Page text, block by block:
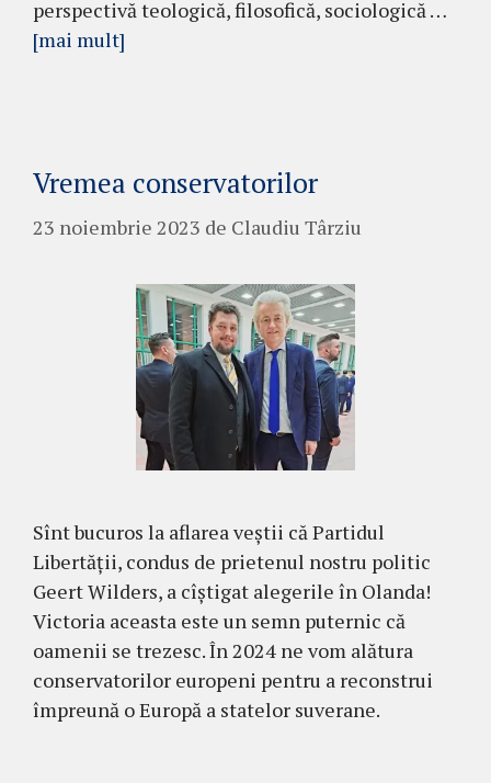
perspectivă teologică, filosofică, sociologică …
[mai mult]
Vremea conservatorilor
23 noiembrie 2023 de Claudiu Târziu
Sînt bucuros la aflarea veștii că Partidul
Libertății, condus de prietenul nostru politic
Geert Wilders, a cîștigat alegerile în Olanda!
Victoria aceasta este un semn puternic că
oamenii se trezesc. În 2024 ne vom alătura
conservatorilor europeni pentru a reconstrui
împreună o Europă a statelor suverane.